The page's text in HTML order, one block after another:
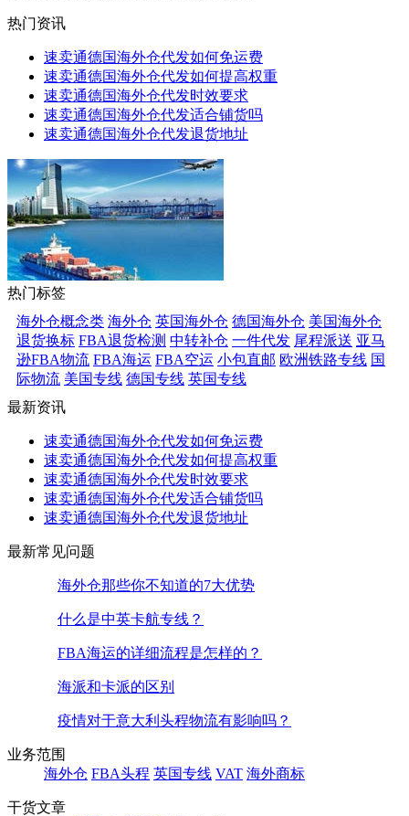
热门资讯
速卖通德国海外仓代发如何免运费
速卖通德国海外仓代发如何提高权重
速卖通德国海外仓代发时效要求
速卖通德国海外仓代发适合铺货吗
速卖通德国海外仓代发退货地址
热门标签
海外仓概念类 海外仓 英国海外仓 德国海外仓 美国海外仓
退货换标 FBA退货检测 中转补仓 一件代发 尾程派送 亚马
逊FBA物流 FBA海运 FBA空运 小包直邮 欧洲铁路专线 国
际物流 美国专线 德国专线 英国专线
最新资讯
速卖通德国海外仓代发如何免运费
速卖通德国海外仓代发如何提高权重
速卖通德国海外仓代发时效要求
速卖通德国海外仓代发适合铺货吗
速卖通德国海外仓代发退货地址
最新常见问题
海外仓那些你不知道的7大优势
什么是中英卡航专线？
FBA海运的详细流程是怎样的？
海派和卡派的区别
疫情对于意大利头程物流有影响吗？
业务范围
海外仓 FBA头程 英国专线 VAT 海外商标
干货文章